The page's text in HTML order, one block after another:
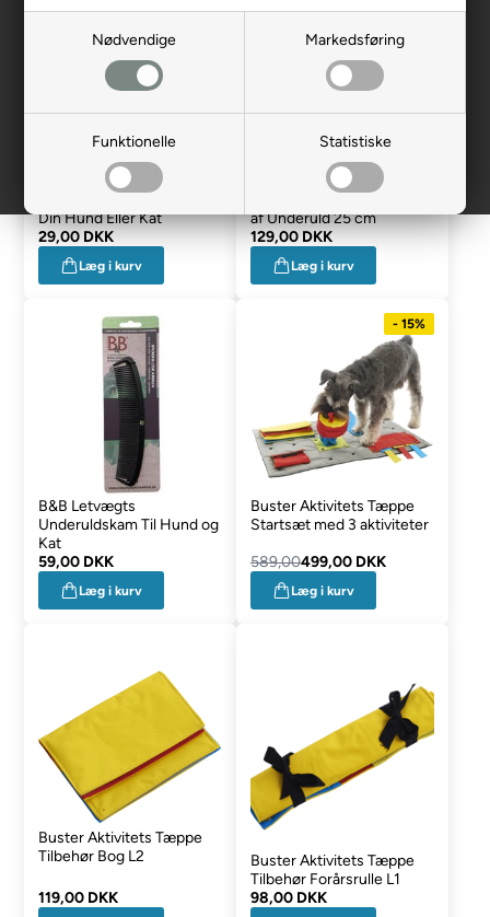
Nødvendige Markedsføring
Funktionelle Statistiske
Din Hund Eller Kat
29,00 DKK
Læg i kurv
af Underuld 25 cm
129,00 DKK
Læg i kurv
B&B Letvægts
Underuldskam Til Hund og
Kat
59,00 DKK
Læg i kurv
- 15%
Buster Aktivitets Tæppe
Startsæt med 3 aktiviteter
589,00499,00 DKK
Læg i kurv
Buster Aktivitets Tæppe
Tilbehør Bog L2
119,00 DKK
Buster Aktivitets Tæppe
Tilbehør Forårsrulle L1
98,00 DKK